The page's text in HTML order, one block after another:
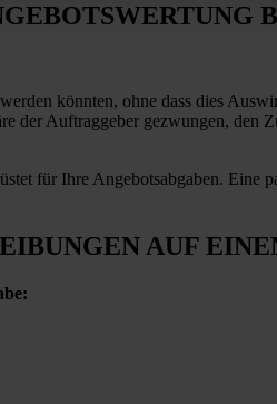
könnten, ohne dass dies
der Auftraggeber gezwungen,
für Ihre Angebotsabgaben. Eine
AUF